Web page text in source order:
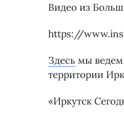
Видео из
https://
Здесь мы ведем
территории
«Иркутск